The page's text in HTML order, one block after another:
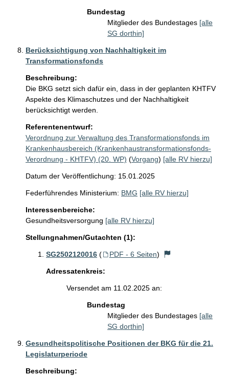
Bundestag
Mitglieder des Bundestages [alle
SG dorthin]
Berücksichtigung von Nachhaltigkeit im
Transformationsfonds
Beschreibung:
Die BKG setzt sich dafür ein, dass in der geplanten KHTFV
Aspekte des Klimaschutzes und der Nachhaltigkeit
berücksichtigt werden.
Referentenentwurf:
Verordnung zur Verwaltung des Transformationsfonds im
Krankenhausbereich (Krankenhaustransformationsfonds-
Verordnung - KHTFV) (20. WP) (Vorgang) [alle RV hierzu]
Datum der Veröffentlichung: 15.01.2025
Federführendes Ministerium: BMG [alle RV hierzu]
Interessenbereiche:
Gesundheitsversorgung [alle RV hierzu]
Stellungnahmen/Gutachten (1):
SG2502120016 ( PDF - 6 Seiten)
Adressatenkreis:
Versendet am 11.02.2025 an:
Bundestag
Mitglieder des Bundestages [alle
SG dorthin]
Gesundheitspolitische Positionen der BKG für die 21.
Legislaturperiode
Beschreibung: